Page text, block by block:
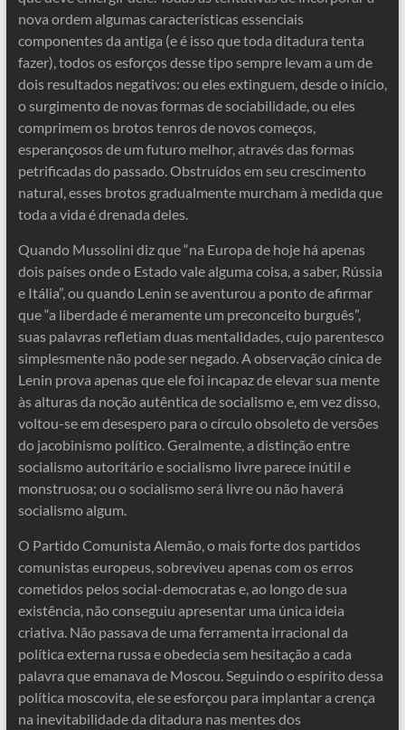
nova ordem algumas características essenciais
componentes da antiga (e é isso que toda ditadura tenta
fazer), todos os esforços desse tipo sempre levam a um de
dois resultados negativos: ou eles extinguem, desde o início,
o surgimento de novas formas de sociabilidade, ou eles
comprimem os brotos tenros de novos começos,
esperançosos de um futuro melhor, através das formas
petrificadas do passado. Obstruídos em seu crescimento
natural, esses brotos gradualmente murcham à medida que
toda a vida é drenada deles.
Quando Mussolini diz que “na Europa de hoje há apenas
dois países onde o Estado vale alguma coisa, a saber, Rússia
e Itália”, ou quando Lenin se aventurou a ponto de afirmar
que “a liberdade é meramente um preconceito burguês”,
suas palavras refletiam duas mentalidades, cujo parentesco
simplesmente não pode ser negado. A observação cínica de
Lenin prova apenas que ele foi incapaz de elevar sua mente
às alturas da noção autêntica de socialismo e, em vez disso,
voltou-se em desespero para o círculo obsoleto de versões
do jacobinismo político. Geralmente, a distinção entre
socialismo autoritário e socialismo livre parece inútil e
monstruosa; ou o socialismo será livre ou não haverá
socialismo algum.
O Partido Comunista Alemão, o mais forte dos partidos
comunistas europeus, sobreviveu apenas com os erros
cometidos pelos social-democratas e, ao longo de sua
existência, não conseguiu apresentar uma única ideia
criativa. Não passava de uma ferramenta irracional da
política externa russa e obedecia sem hesitação a cada
palavra que emanava de Moscou. Seguindo o espírito dessa
política moscovita, ele se esforçou para implantar a crença
na inevitabilidade da ditadura nas mentes dos